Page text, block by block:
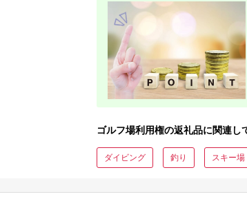
ゴルフ場利用権の返礼品に関連し
ダイビング 釣り スキー